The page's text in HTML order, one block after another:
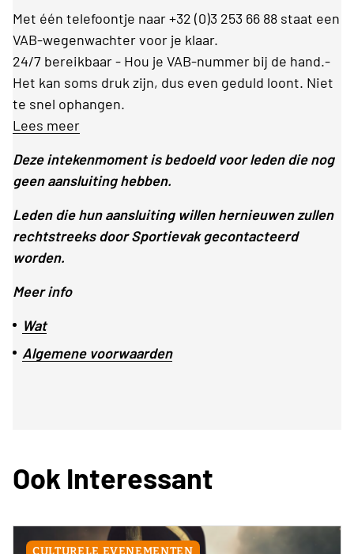
Met één telefoontje naar +32 (0)3 253 66 88 staat een
VAB-wegenwachter voor je klaar.
24/7 bereikbaar - Hou je VAB-nummer bij de hand.-
Het kan soms druk zijn, dus even geduld loont. Niet
te snel ophangen.
Lees meer
Deze intekenmoment is bedoeld voor leden die nog
geen aansluiting hebben.
Leden die hun aansluiting willen hernieuwen zullen
rechtstreeks door Sportievak gecontacteerd
worden.
Meer info
Wat
Algemene voorwaarden
Ook Interessant
CULTURELE EVENEMENTEN